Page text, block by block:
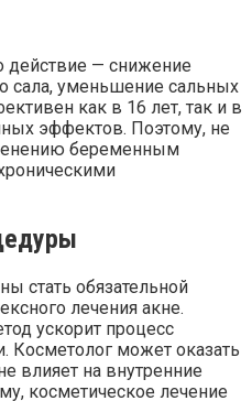
действие — снижение
сала, уменьшение сальных
как в 16 лет, так и в
эффектов. Поэтому, не
беременным
стать обязательной
лечения акне.
ускорит процесс
Косметолог может оказать
влияет на внутренние
косметическое лечение